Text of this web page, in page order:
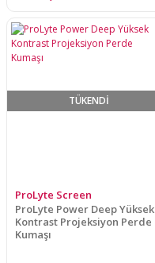
TÜKENDİ
ProLyte Screen
ProLyte Power Deep Yüksek
Kontrast Projeksiyon Perde
Kumaşı